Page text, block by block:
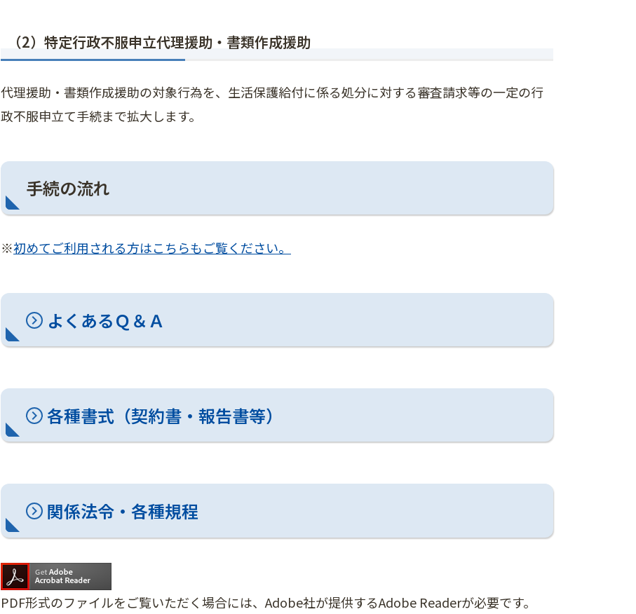
（2）特定行政不服申立代理援助・書類作成援助
代理援助・書類作成援助の対象行為を、生活保護給付に係る処分に対する審査請求等の一定の行
政不服申立て手続まで拡大します。
手続の流れ
※初めてご利用される方はこちらもご覧ください。
よくあるＱ＆Ａ
各種書式（契約書・報告書等）
関係法令・各種規程
PDF形式のファイルをご覧いただく場合には、Adobe社が提供するAdobe Readerが必要です。